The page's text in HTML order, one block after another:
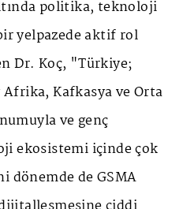
politika, teknoloji
yelpazede aktif rol
Dr. Koç, "Türkiye;
Kafkasya ve Orta
ve genç
ekosistemi içinde çok
dönemde de GSMA